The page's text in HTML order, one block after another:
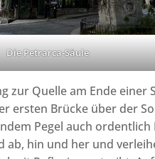
Die Petrarca-Säule
zur Quelle am Ende
ersten Brücke über der
Pegel auch
ab, hin und her und